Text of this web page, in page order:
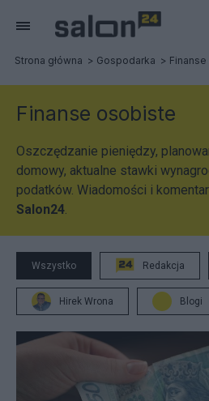
Strona główna Gospodarka
Finanse osobiste
Oszczędzanie pieniędzy,
domowy, aktualne stawki
podatków. Wiadomości i
Salon24.
Wszystko Redakcja
Hirek Wrona Blogi